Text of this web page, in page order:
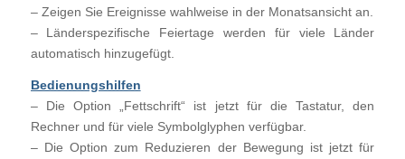
– Zeigen Sie Ereignisse wahlweise in der Monatsansicht an.
– Länderspezifische Feiertage werden für viele Länder
automatisch hinzugefügt.
Bedienungshilfen
– Die Option „Fettschrift“ ist jetzt für die Tastatur, den
Rechner und für viele Symbolglyphen verfügbar.
– Die Option zum Reduzieren der Bewegung ist jetzt für